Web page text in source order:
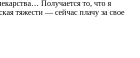
Получается то, что я
тяжести — сейчас плачу за свое